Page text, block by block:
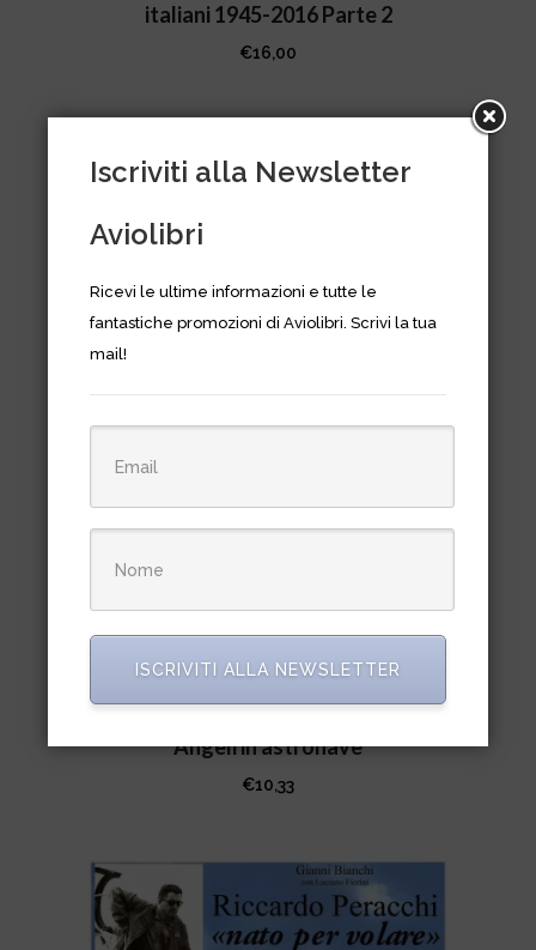
italiani 1945-2016 Parte 2
€16,00
Angeli in astronave
€10,33
Iscriviti alla Newsletter
Aviolibri
Ricevi le ultime informazioni e tutte le
fantastiche promozioni di Aviolibri. Scrivi la tua
mail!
ISCRIVITI ALLA NEWSLETTER